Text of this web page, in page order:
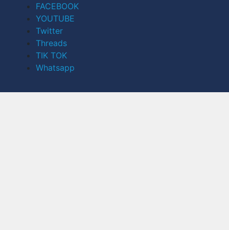
FACEBOOK
YOUTUBE
Twitter
Threads
TIK TOK
Whatsapp